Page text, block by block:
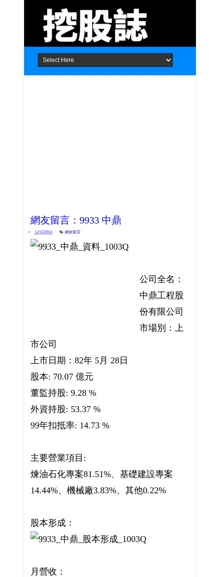
Home About Contact
網友留言：9933 中鼎
12/13/2011 網友留言
公司全名：
中鼎工程股
份有限公司
市場別：上
市公司
上市日期：82年 5月 28日
股本: 70.07 億元
董監持股: 9.28 %
外資持股: 53.37 %
99年扣抵率: 14.73 %
主要營業項目:
煉油石化專案81.51%、基礎建設專案
14.44%、機械廠3.83%、其他0.22%
股本形成：
月營收：